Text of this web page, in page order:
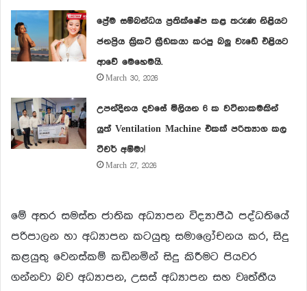
ප්‍රේම සම්බන්ධය ප්‍රතික්ෂේප කළ තරුණ නිළියට
ජනප්‍රිය ක්‍රිකට් ක්‍රීඩකයා කරපු බලු වැඩේ එළියට
ආවේ මෙහෙමයි.
March 30, 2026
උපන්දිනය දවසේ මිලියන 6 ක වටිනාකමකින්
යුත් Ventilation Machine එකක් පරිත්‍යාග කල
ටීචර් අම්මා!
March 27, 2026
මේ අතර සමස්ත ජාතික අධ්‍යාපන විද්‍යාපීඨ පද්ධතියේ
පරිපාලන හා අධ්‍යාපන කටයුතු සමාලෝචනය කර, සිදු
කළයුතු වෙනස්කම් කඩිනමින් සිදු කිරීමට පියවර
ගන්නවා බව අධ්‍යාපන, උසස් අධ්‍යාපන සහ වෘත්තීය